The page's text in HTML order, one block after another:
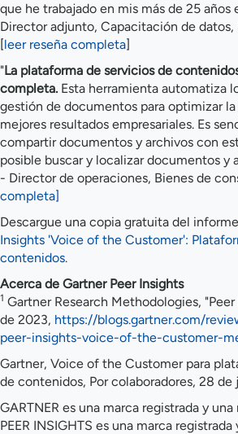
que he trabajado en mis más de 25 años
Director adjunto, Capacitación de
[leer reseña completa]
"La plataforma de servicios de
completa. Esta herramienta automatiza
gestión de documentos para optimizar
mejores resultados empresariales. Es
compartir documentos y archivos con
posible buscar y localizar documentos y
- Director de operaciones, Bienes de
completa]
Descargue una copia gratuita del informe
Insights 'Voice of the Customer':
contenidos.
Acerca de Gartner Peer Insights
1 Gartner Research Methodologies,
de 2023, https://blogs.gartner.com/
peer-insights-voice-of-the-customer-
Gartner, Voice of the Customer para
de contenidos, Por colaboradores, 28 de
GARTNER es una marca registrada y
PEER INSIGHTS es una marca